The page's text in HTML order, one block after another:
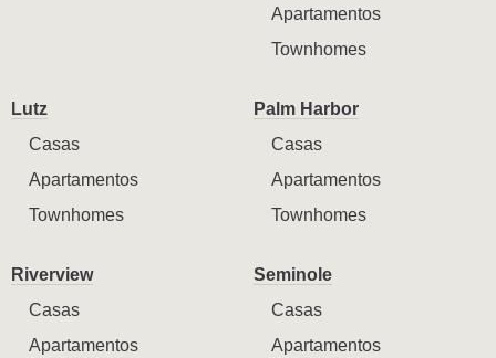
Apartamentos
Townhomes
Lutz
Casas
Apartamentos
Townhomes
Palm Harbor
Casas
Apartamentos
Townhomes
Riverview
Casas
Apartamentos
Seminole
Casas
Apartamentos